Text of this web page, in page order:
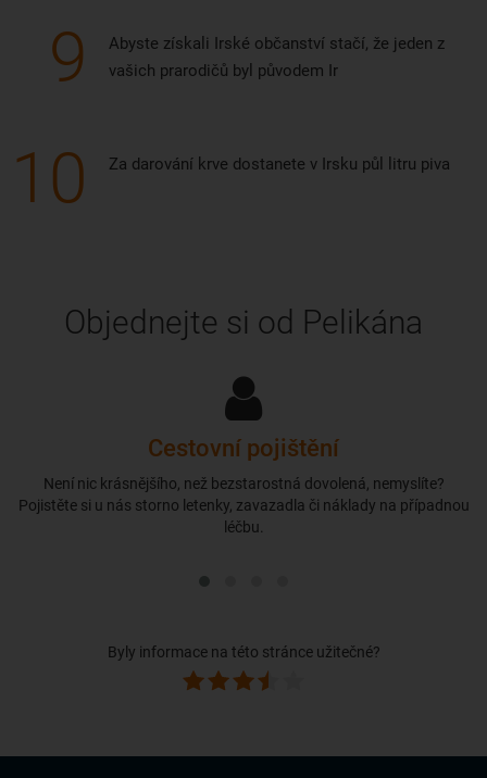
9
Abyste získali Irské občanství stačí, že jeden z
vašich prarodičů byl původem Ir
10 Za darování krve dostanete v Irsku půl litru piva
Objednejte si od Pelikána
Cestovní pojištění
Není nic krásnějšího, než bezstarostná dovolená, nemyslíte?
Pojistěte si u nás storno letenky, zavazadla či náklady na případnou
léčbu.
Byly informace na této stránce užitečné?